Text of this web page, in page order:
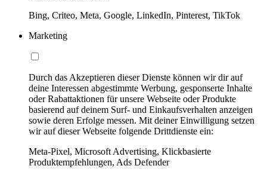
Bing, Criteo, Meta, Google, LinkedIn, Pinterest, TikTok
Marketing
Durch das Akzeptieren dieser Dienste können wir dir auf
deine Interessen abgestimmte Werbung, gesponserte Inhalte
oder Rabattaktionen für unsere Webseite oder Produkte
basierend auf deinem Surf- und Einkaufsverhalten anzeigen
sowie deren Erfolge messen. Mit deiner Einwilligung setzen
wir auf dieser Webseite folgende Drittdienste ein:
Meta-Pixel, Microsoft Advertising, Klickbasierte
Produktempfehlungen, Ads Defender